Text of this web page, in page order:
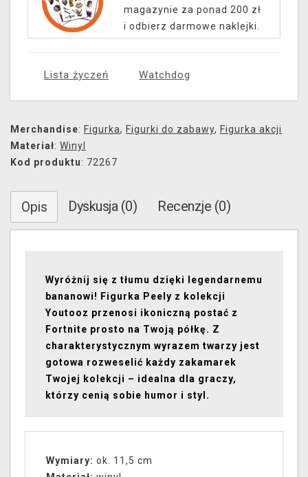
magazynie za ponad 200 zł
i odbierz darmowe naklejki.
Lista życzeń Watchdog
Merchandise: Figurka, Figurki do zabawy, Figurka akcji
Materiał: Winyl
Kod produktu: 72267
Opis Dyskusja (0) Recenzje (0)
Wyróżnij się z tłumu dzięki legendarnemu
bananowi! Figurka Peely z kolekcji
Youtooz przenosi ikoniczną postać z
Fortnite prosto na Twoją półkę. Z
charakterystycznym wyrazem twarzy jest
gotowa rozweselić każdy zakamarek
Twojej kolekcji – idealna dla graczy,
którzy cenią sobie humor i styl.
Wymiary: ok. 11,5 cm